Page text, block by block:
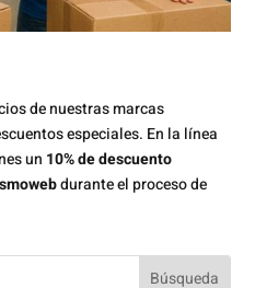
de nuestras marcas
especiales. En la línea
un 10% de descuento
durante el proceso de